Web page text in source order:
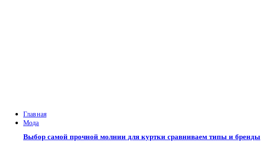
Главная
Мода
Выбор самой прочной молнии для куртки сравниваем типы и бренды